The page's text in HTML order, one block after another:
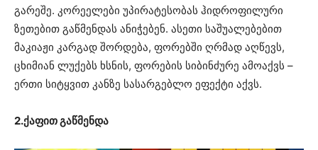
გარეშე. კორეელები უპირატესობას ჰიდროფილური
ზეთებით გაწმენდას ანიჭებენ. ასეთი საშუალებებით
მაკიაჟი კარგად შორდება, ფორებში ღრმად აღწევს,
ცხიმიან ლუქებს ხსნის, ფორების სიბინძურე ამოაქვს –
ერთი სიტყვით კანზე სასარგებლო ეფექტი აქვს.
2.ქაფით გაწმენდა